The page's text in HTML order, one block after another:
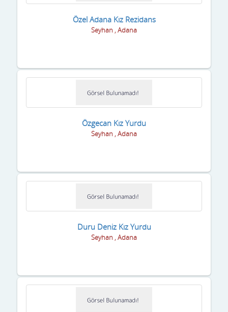
Özel Adana Kız Rezidans
Seyhan , Adana
Özgecan Kız Yurdu
Seyhan , Adana
Duru Deniz Kız Yurdu
Seyhan , Adana